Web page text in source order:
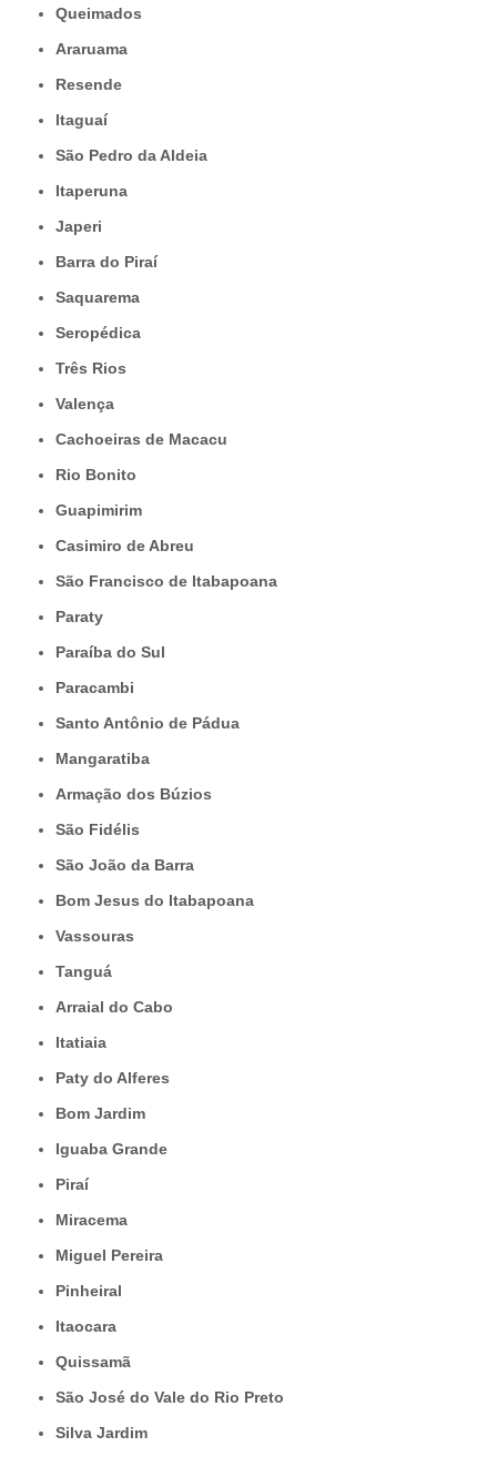
Queimados
Araruama
Resende
Itaguaí
São Pedro da Aldeia
Itaperuna
Japeri
Barra do Piraí
Saquarema
Seropédica
Três Rios
Valença
Cachoeiras de Macacu
Rio Bonito
Guapimirim
Casimiro de Abreu
São Francisco de Itabapoana
Paraty
Paraíba do Sul
Paracambi
Santo Antônio de Pádua
Mangaratiba
Armação dos Búzios
São Fidélis
São João da Barra
Bom Jesus do Itabapoana
Vassouras
Tanguá
Arraial do Cabo
Itatiaia
Paty do Alferes
Bom Jardim
Iguaba Grande
Piraí
Miracema
Miguel Pereira
Pinheiral
Itaocara
Quissamã
São José do Vale do Rio Preto
Silva Jardim